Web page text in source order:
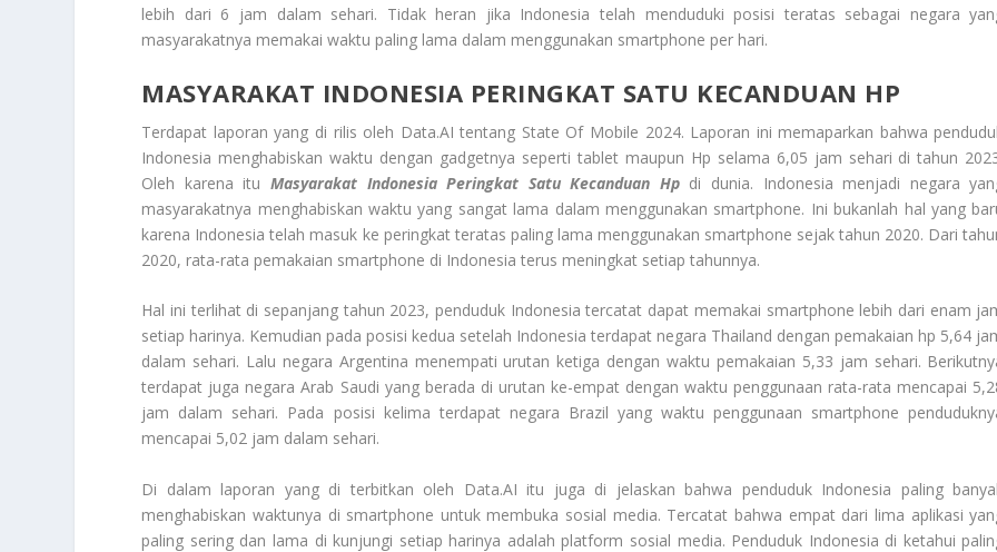
lebih dari 6 jam dalam sehari. Tidak heran jika Indonesia telah menduduki posisi teratas sebagai negara
masyarakatnya memakai waktu paling lama dalam menggunakan smartphone per hari.
MASYARAKAT INDONESIA PERINGKAT SATU KECANDUAN HP
Terdapat laporan yang di rilis oleh Data.AI tentang State Of Mobile 2024. Laporan ini memaparkan bahwa
Indonesia menghabiskan waktu dengan gadgetnya seperti tablet maupun Hp selama 6,05 jam sehari di tahun
Oleh karena itu Masyarakat Indonesia Peringkat Satu Kecanduan Hpdi dunia. Indonesia menjadi negara
masyarakatnya menghabiskan waktu yang sangat lama dalam menggunakan smartphone. Ini bukanlah hal yang
karena Indonesia telah masuk ke peringkat teratas paling lama menggunakan smartphone sejak tahun 2020. Dari
2020, rata-rata pemakaian smartphone di Indonesia terus meningkat setiap tahunnya.
Hal ini terlihat di sepanjang tahun 2023, penduduk Indonesia tercatat dapat memakai smartphone lebih dari enam
setiap harinya. Kemudian pada posisi kedua setelah Indonesia terdapat negara Thailand dengan pemakaian hp 5,64
dalam sehari. Lalu negara Argentina menempati urutan ketiga dengan waktu pemakaian 5,33 jam sehari.
terdapat juga negara Arab Saudi yang berada di urutan ke-empat dengan waktu penggunaan rata-rata mencapai
jam dalam sehari. Pada posisi kelima terdapat negara Brazil yang waktu penggunaan smartphone
mencapai 5,02 jam dalam sehari.
Di dalam laporan yang di terbitkan oleh Data.AI itu juga di jelaskan bahwa penduduk Indonesia paling
menghabiskan waktunya di smartphone untuk membuka sosial media. Tercatat bahwa empat dari lima aplikasi
paling sering dan lama di kunjungi setiap harinya adalah platform sosial media. Penduduk Indonesia di ketahui